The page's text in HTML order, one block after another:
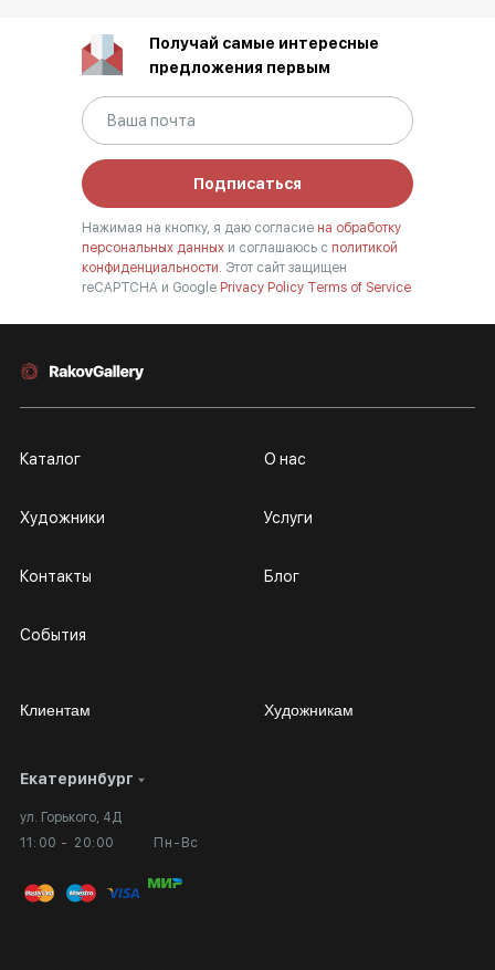
Получай самые интересные
предложения первым
Подписаться
Нажимая на кнопку, я даю согласие на обработку
персональных данных и соглашаюсь с политикой
конфиденциальности. Этот сайт защищен
reCAPTCHA и Google Privacy Policy Terms of Service
Екатеринбург
ул. Горького, 4Д
11:00 - 20:00
Пн-Вс
Каталог
Художники
Контакты
События
О нас
Услуги
Блог
Клиентам
Личный кабинет
Вопросы и ответы
Публичная оферта
Художникам
Сотрудничество
Выставка в галерее